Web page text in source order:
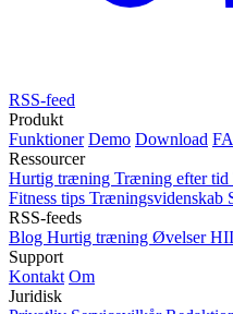
RSS-feed
Produkt
Funktioner Demo Download
Ressourcer
Hurtig træning Træning efter tid
Fitness tips Træningsvidenskab
RSS-feeds
Blog Hurtig træning Øvelser
Support
Kontakt Om
Juridisk